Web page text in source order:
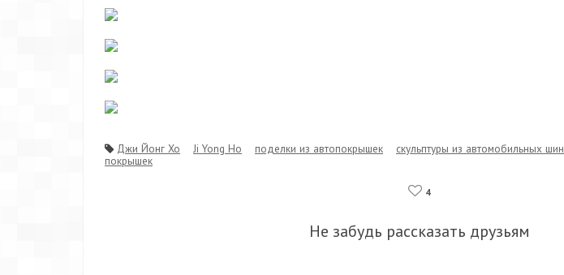
Джи Йонг Хо Ji Yong Ho поделки из автопокрышек скульптуры из автомобильных шин
покрышек
4
Не забудь рассказать друзьям